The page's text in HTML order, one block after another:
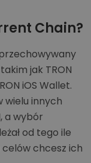
Chain?
jak TRON
iOS Wallet.
wielu innych
a wybór
od tego ile
chcesz ich